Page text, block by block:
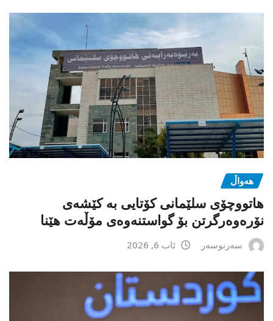
هەواڵ
هاتووچۆی سلێمانی کۆتایی بە کێشەی
نۆرەوەرگرتن بۆ گواستنەوەی مۆڵەت هێنا
سەرنوسەر ئاب 6, 2026